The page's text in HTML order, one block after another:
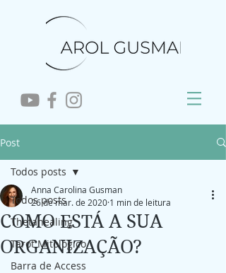
Post
Todos posts
Thetahealing
Tarot Mitológico
Barra de Access
Todos posts
COMO ESTÁ A SUA
ORGANIZAÇÃO?
Anna Carolina Gusman
26 de mar. de 2020 1 min de leitura